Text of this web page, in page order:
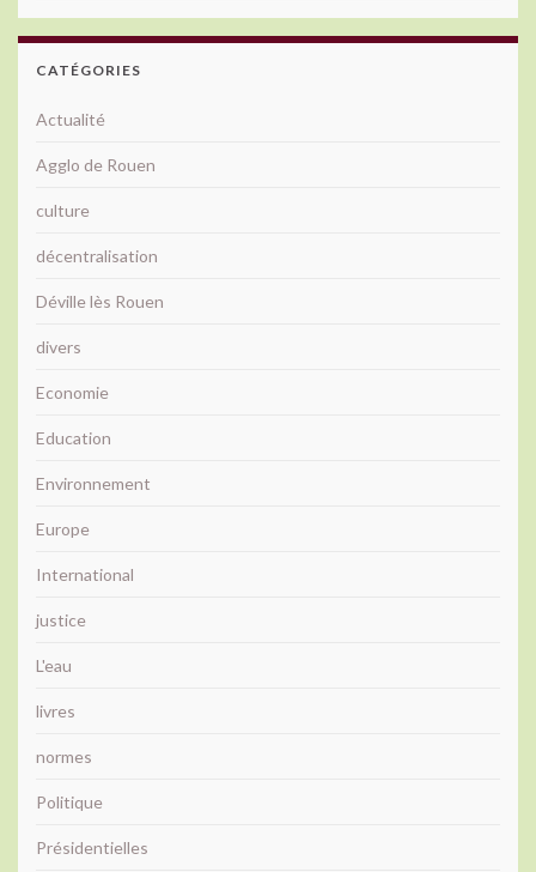
CATÉGORIES
Actualité
Agglo de Rouen
culture
décentralisation
Déville lès Rouen
divers
Economie
Education
Environnement
Europe
International
justice
L'eau
livres
normes
Politique
Présidentielles